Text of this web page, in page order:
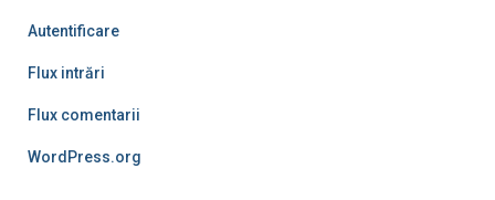
Autentificare
Flux intrări
Flux comentarii
WordPress.org